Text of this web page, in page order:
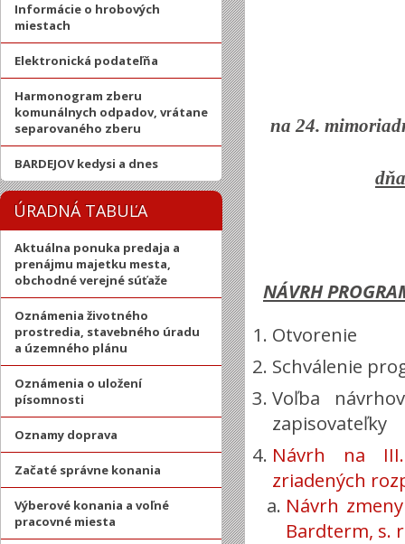
Informácie o hrobových
miestach
Elektronická podateľňa
Harmonogram zberu
komunálnych odpadov, vrátane
separovaného zberu
BARDEJOV kedysi a dnes
ÚRADNÁ TABUĽA
Aktuálna ponuka predaja a
prenájmu majetku mesta,
obchodné verejné súťaže
Oznámenia životného
prostredia, stavebného úradu
a územného plánu
Oznámenia o uložení
písomnosti
Oznamy doprava
Začaté správne konania
Výberové konania a voľné
pracovné miesta
na 24.
NÁVRH
Otvorenie
Schválenie
Voľba
zapisovateľky
Návrh na
zriadených
Návrh
Bardterm, s.